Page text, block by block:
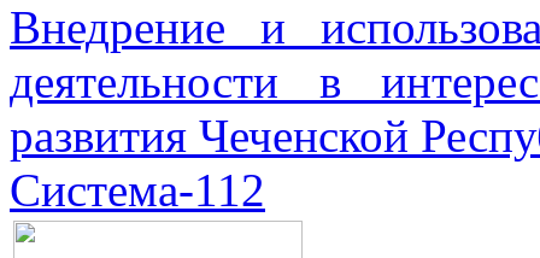
Внедрение и
деятельности в
развития Чеченской
Система-112